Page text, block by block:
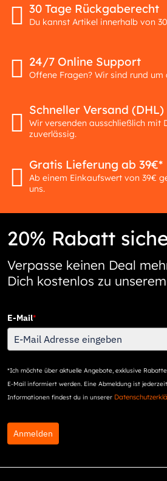
30 Tage Rückgaberecht
Du kannst Artikel innerhalb von
24/7 Online Support
Offene Fragen? Wir sind rund
Schneller Versand (DHL)
Wir versenden ausschließlich mit
zuverlässig.
Gratis Lieferung ab 39€*
Ab einem Einkaufswert von 39€
uns.
20% Rabatt
Verpasse keinen Deal
Dich kostenlos zu
E-Mail*
*Ich möchte über aktuelle Angebote, exklusive
E-Mail informiert werden. Eine Abmeldung ist
Informationen findest du in unserer
Anmelden